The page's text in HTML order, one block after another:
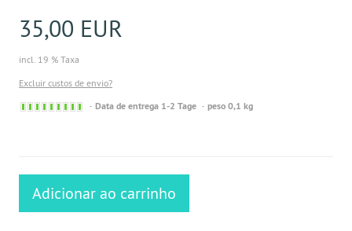
35,00 EUR
incl. 19 % Taxa
Excluir custos de envio?
Sofort
Data de entrega 1-2 Tage peso 0,1 kg
Adicionar ao carrinho